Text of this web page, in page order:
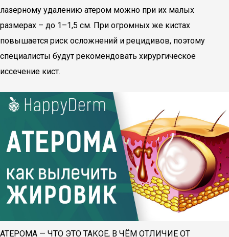
лазерному удалению атером можно при их малых
размерах – до 1–1,5 см. При огромных же кистах
повышается риск осложнений и рецидивов, поэтому
специалисты будут рекомендовать хирургическое
иссечение кист.
АТЕРОМА — ЧТО ЭТО ТАКОЕ, В ЧЁМ ОТЛИЧИЕ ОТ